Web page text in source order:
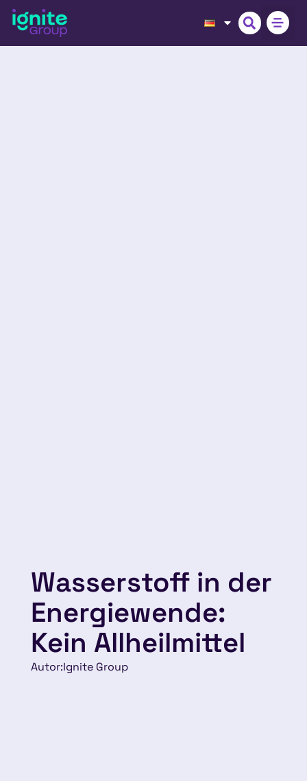
Wasserstoff in der
Energiewende:
Kein Allheilmittel
Autor:Ignite Group